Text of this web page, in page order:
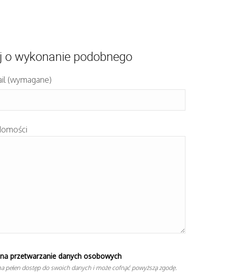
o wykonanie podobnego
(wymagane)
przetwarzanie danych osobowych
pełen dostęp do swoich danych i może cofnąć powyższą zgodę.